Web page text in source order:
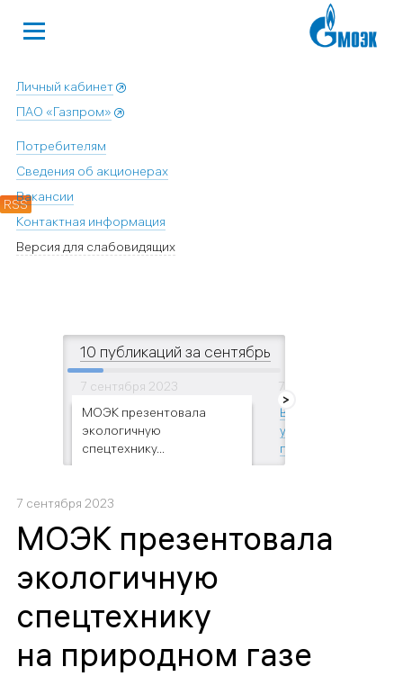
Личный кабинет
ПАО «Газпром»
Потребителям
Сведения об акционерах
Вакансии
Контактная информация
Версия для слабовидящих
RSS
10 публикаций за сентябрь
7 сентября 2023
МОЭК презентовала
экологичную
спецтехнику...
7 сентября 2023
В рамках
урбанфорума
презентовали...
7 сентября 2023
МОЭК презентовала
экологичную
спецтехнику
на природном газе